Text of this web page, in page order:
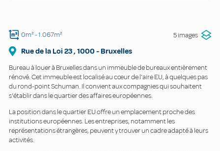
0m²- 1.067m² 5 images
Rue de la Loi 23, 1000 -Bruxelles
Bureau à louer à Bruxelles dans un immeuble de bureaux entièrement
rénové. Cet immeuble est localisé au cœur de l'aire EU, à quelques pas
du rond-point Schuman. Il convient aux compagnies qui souhaitent
s'établir dans le quartier des affaires européennes.
La position dans le quartier EU offre un emplacement proche des
institutions européennes. Les entreprises, notamment les
représentations étrangères, peuvent y trouver un cadre adapté à leurs
activités.